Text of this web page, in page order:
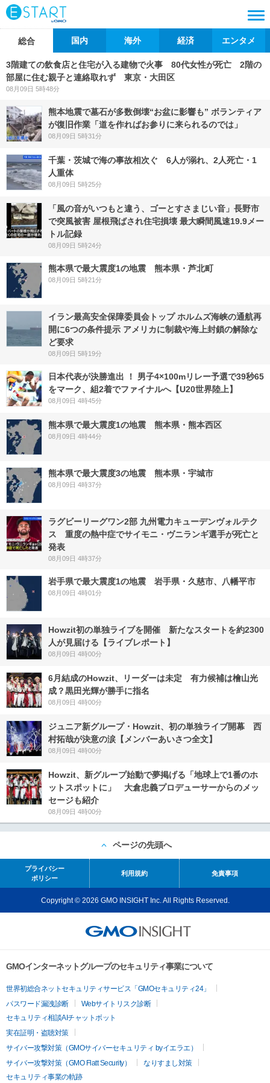
総合 国内 海外 経済 エンタメ
3階建ての飲食店と住宅が入る建物で火事 80代女性が死亡 2階の
部屋に住む親子と連絡取れず 東京・大田区
08月09日 5時48分
熊本地震で墓石が多数倒壊“お盆に影響も” ボランティア
が復旧作業「道を作ればお参りに来られるのでは」
08月09日 5時31分
千葉・茨城で海の事故相次ぐ 6人が溺れ、2人死亡・1
人重体
08月09日 5時25分
「風の音がいつもと違う、ゴーとすさまじい音」長野市
で突風被害 屋根飛ばされ住宅損壊 最大瞬間風速19.9メー
トル記録
08月09日 5時24分
熊本県で最大震度1の地震 熊本県・芦北町
08月09日 5時21分
イラン最高安全保障委員会トップ ホルムズ海峡の通航再
開に6つの条件提示 アメリカに制裁や海上封鎖の解除な
ど要求
08月09日 5時19分
日本代表が決勝進出 ！ 男子4×100mリレー予選で39秒65
をマーク、組2着でファイナルへ【U20世界陸上】
08月09日 4時45分
熊本県で最大震度1の地震 熊本県・熊本西区
08月09日 4時44分
熊本県で最大震度3の地震 熊本県・宇城市
08月09日 4時37分
ラグビーリーグワン2部 九州電力キューデンヴォルテク
ス 重度の熱中症でサイモニ・ヴニランギ選手が死亡と
発表
08月09日 4時37分
岩手県で最大震度1の地震 岩手県・久慈市、八幡平市
08月09日 4時01分
Howzit初の単独ライブを開催 新たなスタートを約2300
人が見届ける【ライブレポート】
08月09日 4時00分
6月結成のHowzit、リーダーは未定 有力候補は檜山光
成？黒田光輝が勝手に指名
08月09日 4時00分
ジュニア新グループ・Howzit、初の単独ライブ開幕 西
村拓哉が決意の涙【メンバーあいさつ全文】
08月09日 4時00分
Howzit、新グループ始動で夢掲げる「地球上で1番のホ
ットスポットに」 大倉忠義プロデューサーからのメッ
セージも紹介
08月09日 4時00分
ページの先頭へ
プライバシー
ポリシー
利用規約 免責事項
Copyright © 2026 GMO INSIGHT Inc. All Rights Reserved.
GMOインターネットグループのセキュリティ事業について
世界初総合ネットセキュリティサービス「GMOセキュリティ24」
パスワード漏洩診断
Webサイトリスク診断
セキュリティ相談AIチャットボット
実在証明・盗聴対策
サイバー攻撃対策（GMOサイバーセキュリティ byイエラエ）
サイバー攻撃対策（GMO Flatt Security）
なりすまし対策
セキュリティ事業の軌跡